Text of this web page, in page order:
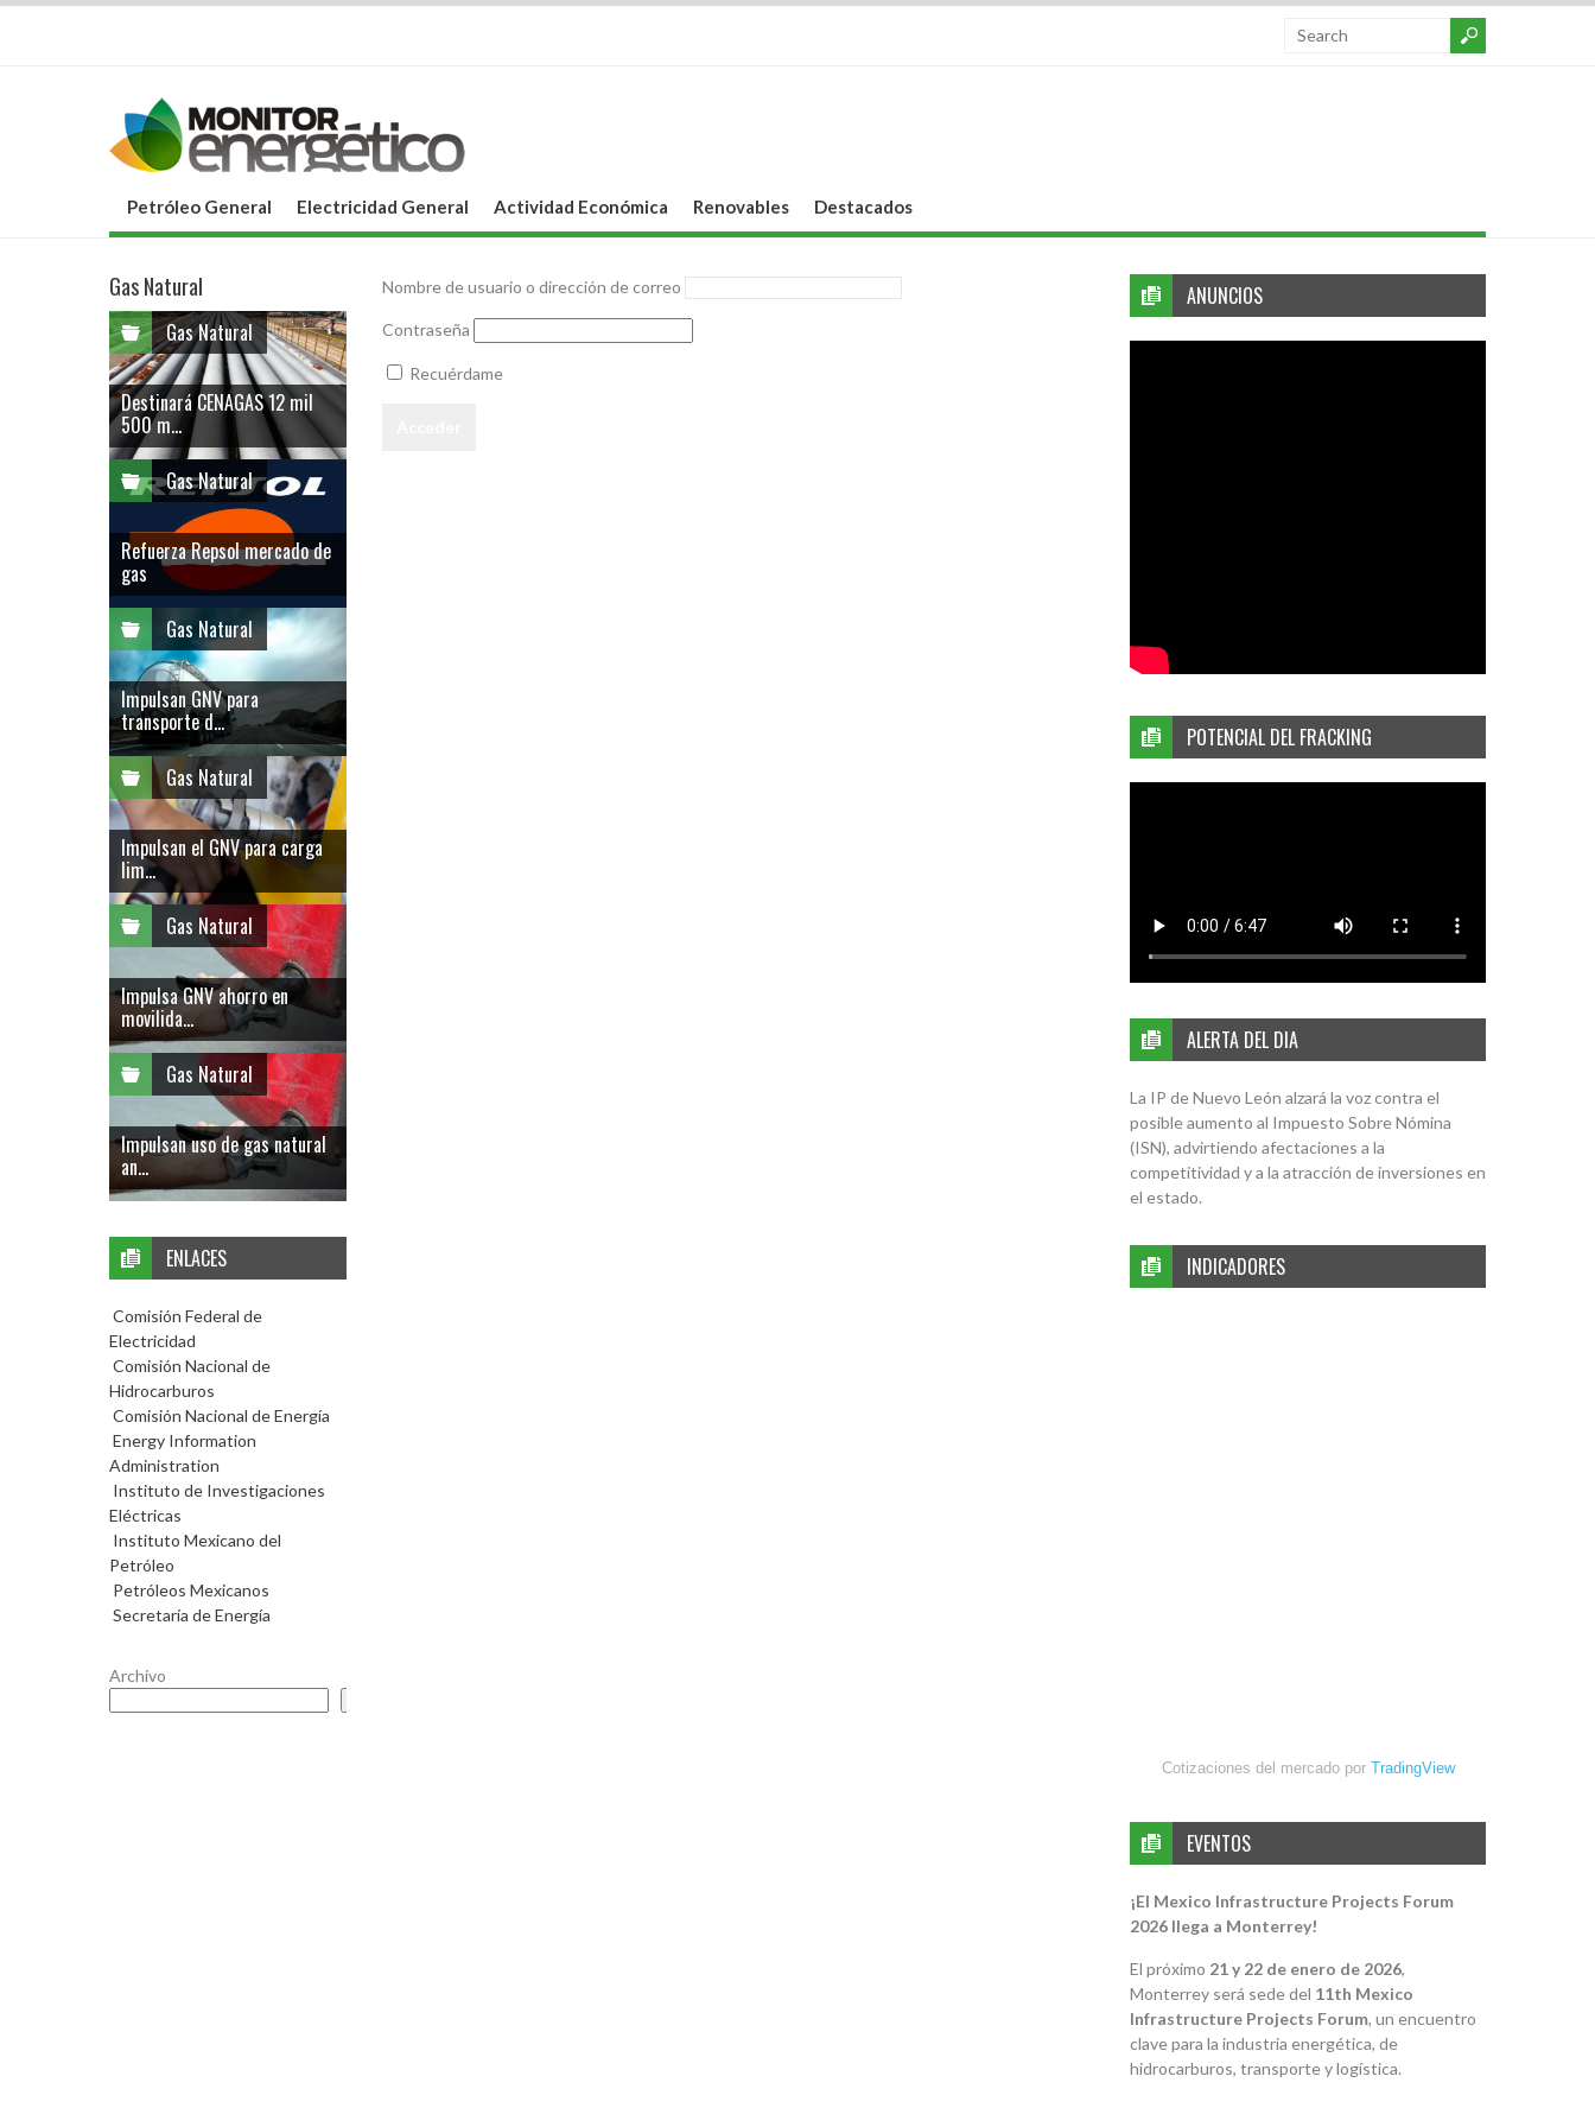
Petróleo General Electricidad General Actividad Económica Renovables Destacados
Nombre de usuario o dirección de correo
Contraseña
Recuérdame
ANUNCIOS
POTENCIAL DEL FRACKING
ALERTA DEL DIA
La IP de Nuevo León alzará la voz contra el
posible aumento al Impuesto Sobre Nómina
(ISN), advirtiendo afectaciones a la
competitividad y a la atracción de inversiones en
el estado.
INDICADORES
Cotizaciones del mercado por TradingView
EVENTOS
¡El Mexico Infrastructure Projects Forum
2026 llega a Monterrey!
El próximo 21 y 22 de enero de 2026,
Monterrey será sede del 11th Mexico
Infrastructure Projects Forum, un encuentro
clave para la industria energética, de
hidrocarburos, transporte y logística.
Gas Natural
Gas Natural
Destinará CENAGAS 12 mil
500 m...
Gas Natural
Refuerza Repsol mercado de
gas
Gas Natural
Impulsan GNV para
transporte d...
Gas Natural
Impulsan el GNV para carga
lim...
Gas Natural
Impulsa GNV ahorro en
movilida...
Gas Natural
Impulsan uso de gas natural
an...
ENLACES
Comisión Federal de
Electricidad
Comisión Nacional de
Hidrocarburos
Comisión Nacional de Energía
Energy Information
Administration
Instituto de Investigaciones
Eléctricas
Instituto Mexicano del
Petróleo
Petróleos Mexicanos
Secretaría de Energía
Archivo